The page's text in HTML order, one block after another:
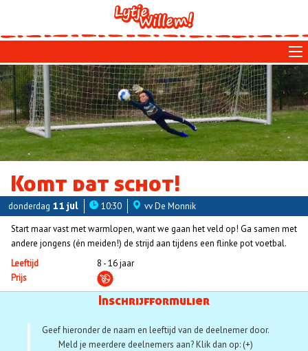
main
Komt dat schot!
donderdag 11 jul 10:30
vv De Monnik
Start maar vast met warmlopen, want we gaan het veld op! Ga samen met
andere jongens (én meiden!) de strijd aan tijdens een flinke pot voetbal.
Leeftijd
8 - 16 jaar
Prijs
Inschrijfformulier
Geef hieronder de naam en leeftijd van de deelnemer door.
Meld je meerdere deelnemers aan? Klik dan op: (+)